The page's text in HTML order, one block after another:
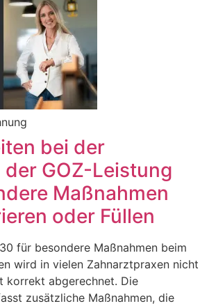
bei der
GOZ-Leistung
Maßnahmen
oder Füllen
für besondere Maßnahmen beim
wird in vielen Zahnarztpraxen nicht
korrekt abgerechnet. Die
zusätzliche Maßnahmen, die